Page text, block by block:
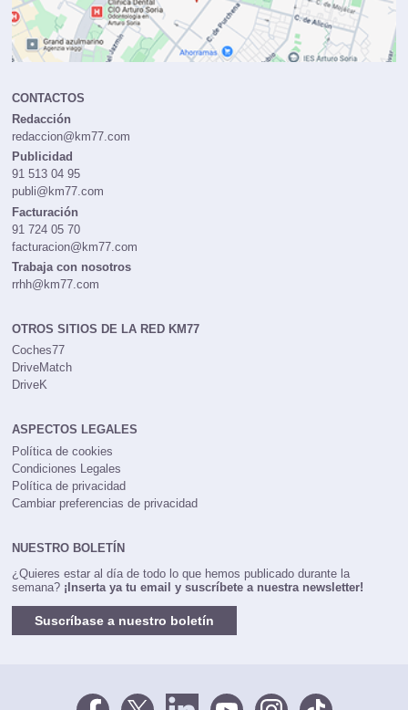
CONTACTOS
Redacción
redaccion@km77.com
Publicidad
91 513 04 95
publi@km77.com
Facturación
91 724 05 70
facturacion@km77.com
Trabaja con nosotros
rrhh@km77.com
OTROS SITIOS DE LA RED KM77
Coches77
DriveMatch
DriveK
ASPECTOS LEGALES
Política de cookies
Condiciones Legales
Política de privacidad
Cambiar preferencias de privacidad
NUESTRO BOLETÍN
¿Quieres estar al día de todo lo que hemos publicado durante la
semana? ¡Inserta ya tu email y suscríbete a nuestra newsletter!
Suscríbase a nuestro boletín